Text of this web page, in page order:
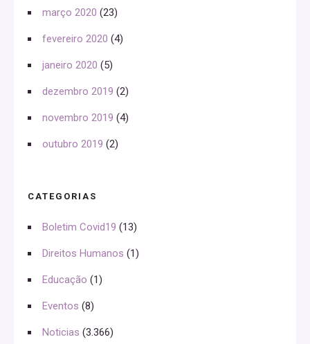
março 2020 (23)
fevereiro 2020 (4)
janeiro 2020 (5)
dezembro 2019 (2)
novembro 2019 (4)
outubro 2019 (2)
CATEGORIAS
Boletim Covid19 (13)
Direitos Humanos (1)
Educação (1)
Eventos (8)
Noticias (3.366)